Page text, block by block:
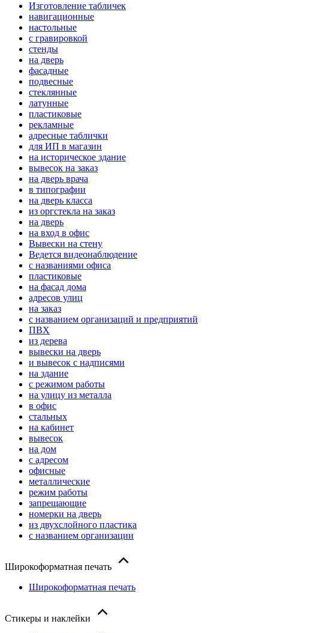
Изготовление табличек
навигационные
настольные
с гравировкой
стенды
на дверь
фасадные
подвесные
стеклянные
латунные
пластиковые
рекламные
адресные таблички
для ИП в магазин
на историческое здание
вывесок на заказ
на дверь врача
в типографии
на дверь класса
из оргстекла на заказ
на дверь
на вход в офис
Вывески на стену
Ведется видеонаблюдение
с названиями офиса
пластиковые
на фасад дома
адресов улиц
на заказ
с названием организаций и предприятий
ПВХ
из дерева
вывески на дверь
и вывесок с надписями
на здание
с режимом работы
на улицу из металла
в офис
стальных
на кабинет
вывесок
на дом
с адресом
офисные
металлические
режим работы
запрещающие
номерки на дверь
из двухслойного пластика
с названием организации
Широкоформатная печать
Широкоформатная печать
Стикеры и наклейки